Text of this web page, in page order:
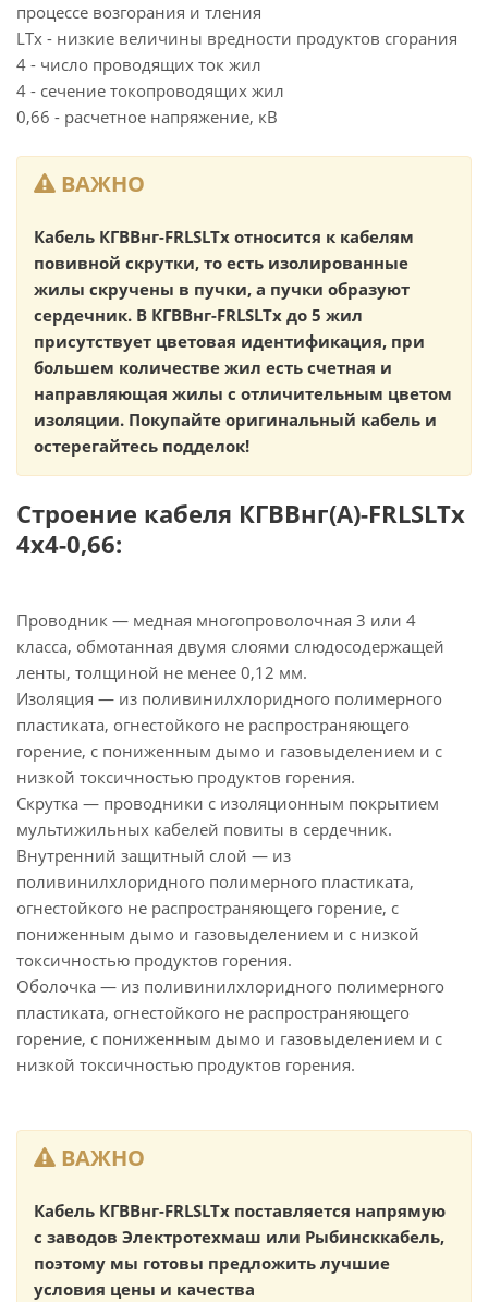
процессе возгорания и тления
LTx - низкие величины вредности продуктов сгорания
4 - число проводящих ток жил
4 - сечение токопроводящих жил
0,66 - расчетное напряжение, кВ
ВАЖНО
Кабель КГВВнг-FRLSLTx относится к кабелям
повивной скрутки, то есть изолированные
жилы скручены в пучки, а пучки образуют
сердечник. В КГВВнг-FRLSLTx до 5 жил
присутствует цветовая идентификация, при
большем количестве жил есть счетная и
направляющая жилы с отличительным цветом
изоляции. Покупайте оригинальный кабель и
остерегайтесь подделок!
Строение кабеля КГВВнг(А)-FRLSLTx
4х4-0,66:
Проводник — медная многопроволочная 3 или 4
класса, обмотанная двумя слоями слюдосодержащей
ленты, толщиной не менее 0,12 мм.
Изоляция — из поливинилхлоридного полимерного
пластиката, огнестойкого не распространяющего
горение, с пониженным дымо и газовыделением и с
низкой токсичностью продуктов горения.
Скрутка — проводники с изоляционным покрытием
мультижильных кабелей повиты в сердечник.
Внутренний защитный слой — из
поливинилхлоридного полимерного пластиката,
огнестойкого не распространяющего горение, с
пониженным дымо и газовыделением и с низкой
токсичностью продуктов горения.
Оболочка — из поливинилхлоридного полимерного
пластиката, огнестойкого не распространяющего
горение, с пониженным дымо и газовыделением и с
низкой токсичностью продуктов горения.
ВАЖНО
Кабель КГВВнг-FRLSLTx поставляется напрямую
с заводов Электротехмаш или Рыбинсккабель,
поэтому мы готовы предложить лучшие
условия цены и качества